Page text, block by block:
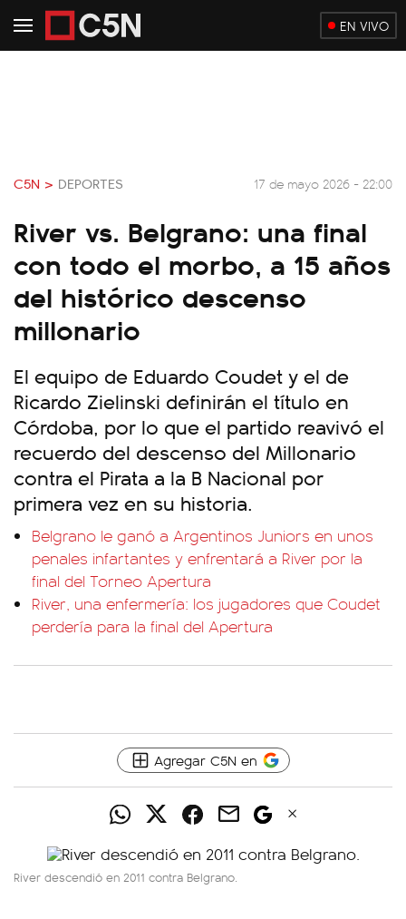
EN VIVO
C5N > DEPORTES 17 de mayo 2026 - 22:00
River vs. Belgrano: una final
con todo el morbo, a 15 años
del histórico descenso
millonario
El equipo de Eduardo Coudet y el de
Ricardo Zielinski definirán el título en
Córdoba, por lo que el partido reavivó el
recuerdo del descenso del Millonario
contra el Pirata a la B Nacional por
primera vez en su historia.
Belgrano le ganó a Argentinos Juniors en unos
penales infartantes y enfrentará a River por la
final del Torneo Apertura
River, una enfermería: los jugadores que Coudet
perdería para la final del Apertura
Agregar C5N en
River descendió en 2011 contra Belgrano.